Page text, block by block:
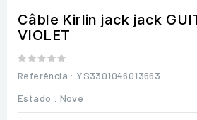
Câble Kirlin jack jack
VIOLET
Referência : YS3301046013663
Estado : Nove